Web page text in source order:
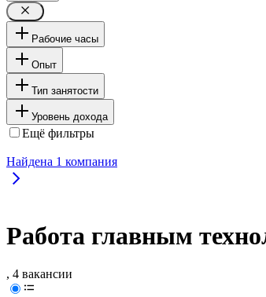
Рабочие часы
Опыт
Тип занятости
Уровень дохода
Ещё фильтры
Найдена 1 компания
Работа главным
, 4 вакансии